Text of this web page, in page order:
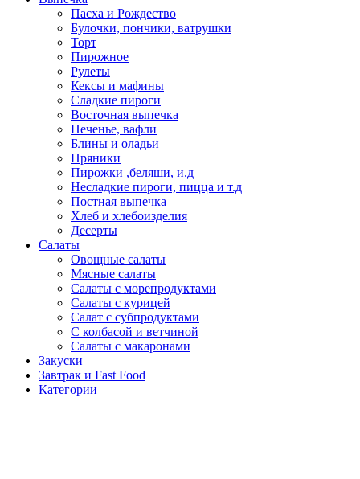
Пасха и Рождество
Булочки, пончики, ватрушки
Торт
Пирожное
Рулеты
Кексы и мафины
Сладкие пироги
Восточная выпечка
Печенье, вафли
Блины и оладьи
Пряники
Пирожки ,беляши, и.д
Несладкие пироги, пицца и т.д
Постная выпечка
Хлеб и хлебоизделия
Десерты
Салаты
Овощные салаты
Мясные салаты
Салаты с морепродуктами
Салаты с курицей
Салат с субпродуктами
С колбасой и ветчиной
Салаты с макаронами
Закуски
Завтрак и Fast Food
Категории